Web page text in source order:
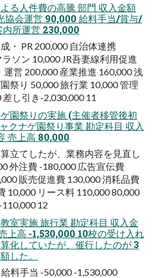
る人件費の高騰 部門 収入金額
協会運営 90,000 給料手当/賞与/
内所運営 230,000
・ PR 200,000 自治体連携
ソン 10,000 JR吾妻線利用促進
運営 200,000 産業推進 160,000 浅
祭り 50,000 旅行業 10,000 管理
し引き-2,030,000 11
園祭りの実施 (主催者移管後初
クナゲ園祭り事業 勘定科目 収入
売上高 80,000
立てしたが、業務内容を見直し
外注費 -180,000 広告宣伝費
販売促進費 130,000 消耗品費
10,000 リース料 110,000 80,000
12
室実施 旅行業 勘定科目 収入金
上高 -1,530,000 10校の受け入れ
化していたが、催行したのが 3
した。
料手当 -50,000 -1,530,000